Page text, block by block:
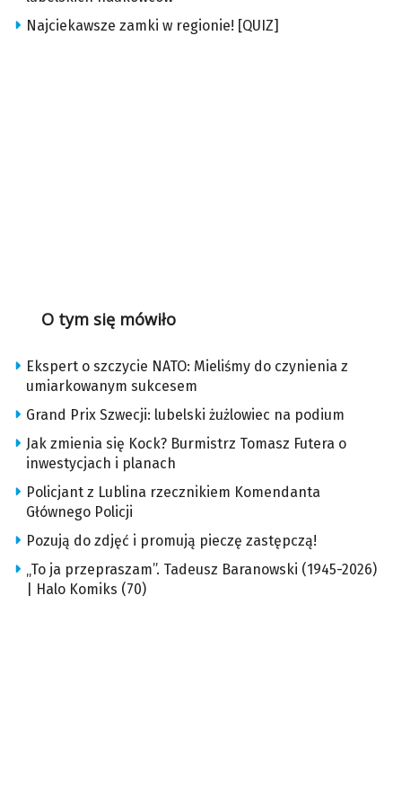
Najciekawsze zamki w regionie! [QUIZ]
O tym się mówiło
Ekspert o szczycie NATO: Mieliśmy do czynienia z
umiarkowanym sukcesem
Grand Prix Szwecji: lubelski żużlowiec na podium
Jak zmienia się Kock? Burmistrz Tomasz Futera o
inwestycjach i planach
Policjant z Lublina rzecznikiem Komendanta
Głównego Policji
Pozują do zdjęć i promują pieczę zastępczą!
„To ja przepraszam”. Tadeusz Baranowski (1945-2026)
| Halo Komiks (70)